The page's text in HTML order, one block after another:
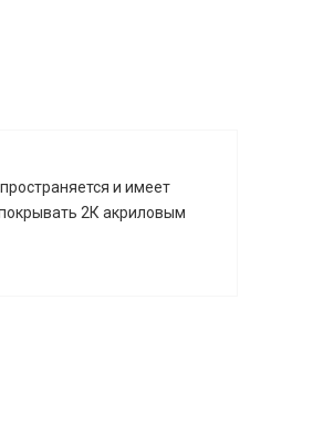
и имеет
2К акриловым